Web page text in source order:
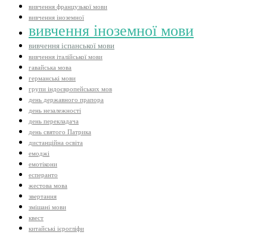
вивчення французької мови
вивчення іноземної
вивчення іноземної мови
вивчення іспанської мови
вивчення італійської мови
гавайська мова
германські мови
групи індоєвропейських мов
день державного прапора
день незалежності
день перекладача
день святого Патрика
дистанційна освіта
емоджі
емотікони
есперанто
жестова мова
звертання
змішані мови
квест
китайські ієрогліфи